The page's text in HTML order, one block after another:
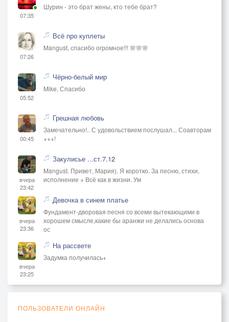
07:35
Шурин - это брат жены, кто тебе брат?
07:26
Всё про куплеты
Mangust, спасибо огромное!!! 🌸🌸🌸
05:52
Чёрно-белый мир
Mike, Спасибо
00:45
Грешная любовь
Замечательно!.. С удовольствием послушал... Соавторам
+++!
вчера
23:42
Закулисье ...ст.7.12
Mangust. Привет, Мария). Я коротко. За песню, стихи,
исполнение + Всё как в жизни. Ум
вчера
23:36
Девочка в синем платье
Фундамент-дворовая песня со всеми вытекающими в
хорошем смысле,какие бы аранжи не делались основа
ос
вчера
23:25
На рассвете
Задумка получилась+
ПОЛЬЗОВАТЕЛИ ОНЛАЙН